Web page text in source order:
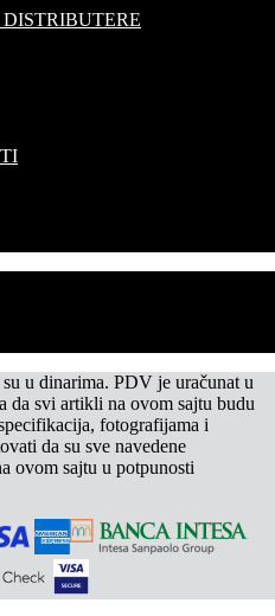
u dinarima. PDV je uračunat u
da svi artikli na ovom sajtu budu
fotografijama i
da su sve navedene
ovom sajtu u potpunosti